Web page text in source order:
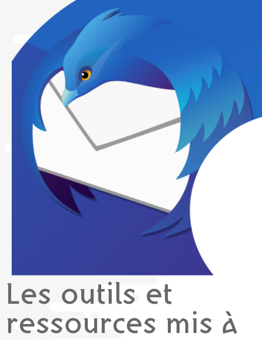
Les outils et
ressources mis à